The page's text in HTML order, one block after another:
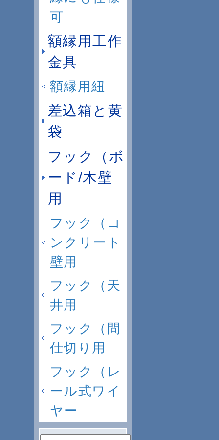
可
額縁用工作
金具
額縁用紐
差込箱と黄
袋
フック（ボ
ード/木壁
用
フック（コ
ンクリート
壁用
フック（天
井用
フック（間
仕切り用
フック（レ
ール式ワイ
ヤー